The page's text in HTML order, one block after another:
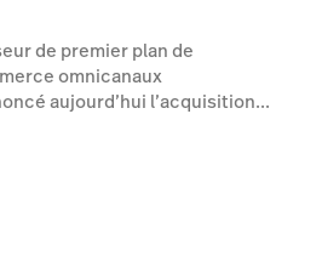
de premier plan de
omnicanaux
aujourd’hui l’acquisition...